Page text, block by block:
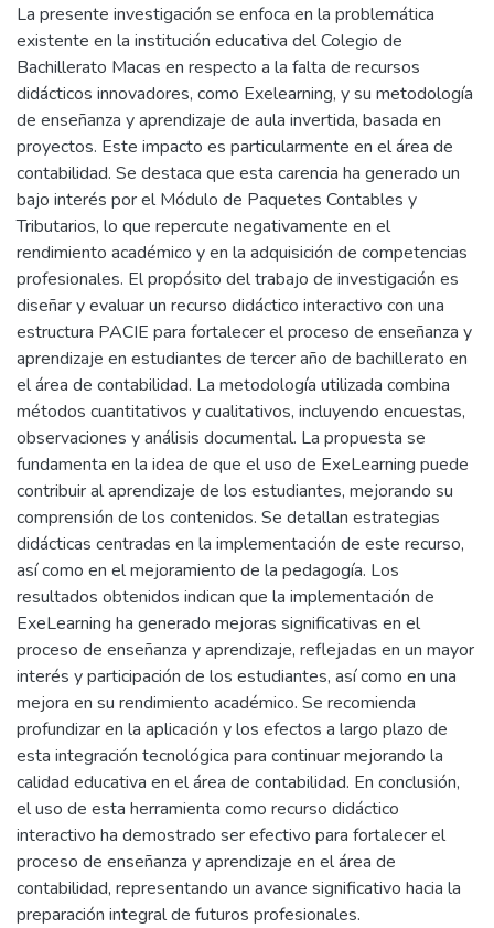
La presente investigación se enfoca en la problemática
existente en la institución educativa del Colegio de
Bachillerato Macas en respecto a la falta de recursos
didácticos innovadores, como Exelearning, y su metodología
de enseñanza y aprendizaje de aula invertida, basada en
proyectos. Este impacto es particularmente en el área de
contabilidad. Se destaca que esta carencia ha generado un
bajo interés por el Módulo de Paquetes Contables y
Tributarios, lo que repercute negativamente en el
rendimiento académico y en la adquisición de competencias
profesionales. El propósito del trabajo de investigación es
diseñar y evaluar un recurso didáctico interactivo con una
estructura PACIE para fortalecer el proceso de enseñanza y
aprendizaje en estudiantes de tercer año de bachillerato en
el área de contabilidad. La metodología utilizada combina
métodos cuantitativos y cualitativos, incluyendo encuestas,
observaciones y análisis documental. La propuesta se
fundamenta en la idea de que el uso de ExeLearning puede
contribuir al aprendizaje de los estudiantes, mejorando su
comprensión de los contenidos. Se detallan estrategias
didácticas centradas en la implementación de este recurso,
así como en el mejoramiento de la pedagogía. Los
resultados obtenidos indican que la implementación de
ExeLearning ha generado mejoras significativas en el
proceso de enseñanza y aprendizaje, reflejadas en un mayor
interés y participación de los estudiantes, así como en una
mejora en su rendimiento académico. Se recomienda
profundizar en la aplicación y los efectos a largo plazo de
esta integración tecnológica para continuar mejorando la
calidad educativa en el área de contabilidad. En conclusión,
el uso de esta herramienta como recurso didáctico
interactivo ha demostrado ser efectivo para fortalecer el
proceso de enseñanza y aprendizaje en el área de
contabilidad, representando un avance significativo hacia la
preparación integral de futuros profesionales.